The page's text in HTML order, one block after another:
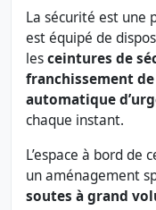
La sécurité est une
est équipé de
lesceintures de
franchissement
automatique
chaque instant.
L’espace à bord
un aménagement
soutes à grand